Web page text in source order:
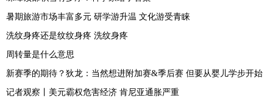
暑期旅游市场丰富多元 研学游升温 文化游受青睐
洗纹身疼还是纹纹身疼 洗纹身疼
周转量是什么意思
新赛季的期待？狄龙：当然想进附加赛&季后赛 但要从婴儿学步开始
记者观察丨美元霸权危害经济 肯尼亚通胀严重